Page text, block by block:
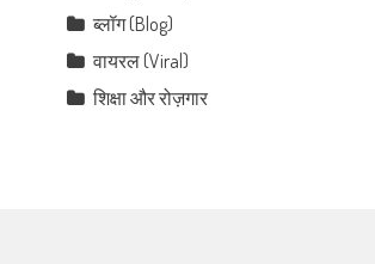
ब्लॉग (Blog)
वायरल (Viral)
शिक्षा और रोज़गार